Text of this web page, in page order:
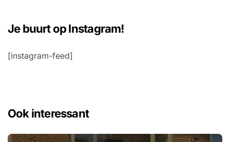
n
a
Je buurt op Instagram!
[instagram-feed]
Ook interessant